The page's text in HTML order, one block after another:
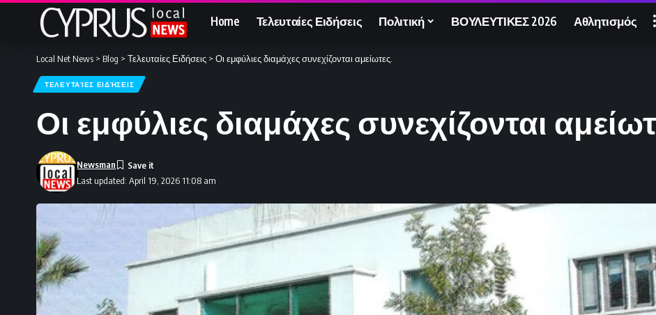
Home Τελευταίες Ειδήσεις Πολιτική ΒΟΥΛΕΥΤΙΚΕΣ 2026 Αθλητισμός
Local Net News > Blog > Τελευταίες Ειδήσεις > Οι εμφύλιες διαμάχες συνεχίζονται αμείωτες.
ΤΕΛΕΥΤΑΊΕΣ ΕΙΔΉΣΕΙΣ
Οι εμφύλιες διαμάχες συνεχίζονται
Last updated: April 19, 2026 11:08 am
Newsman